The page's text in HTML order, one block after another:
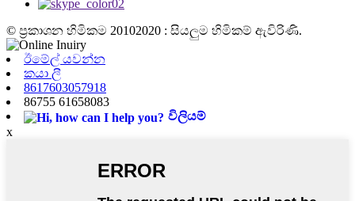
© ප්‍රකාශන හිමිකම 20102020 : සියලුම හිමිකම් ඇවිරිණි.
ඊමේල් යවන්න
කයා ලී
8617603057918
86755 61658083
විලියම්
x